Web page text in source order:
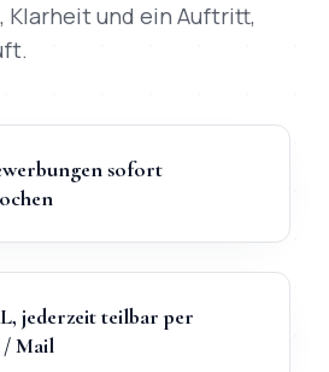
Klarheit und ein Auftritt,
sofort
jederzeit teilbar per
/ Mail